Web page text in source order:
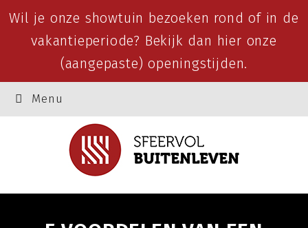
Wil je onze showtuin bezoeken rond of in de
vakantieperiode? Bekijk dan hier onze
(aangepaste) openingstijden.
Menu